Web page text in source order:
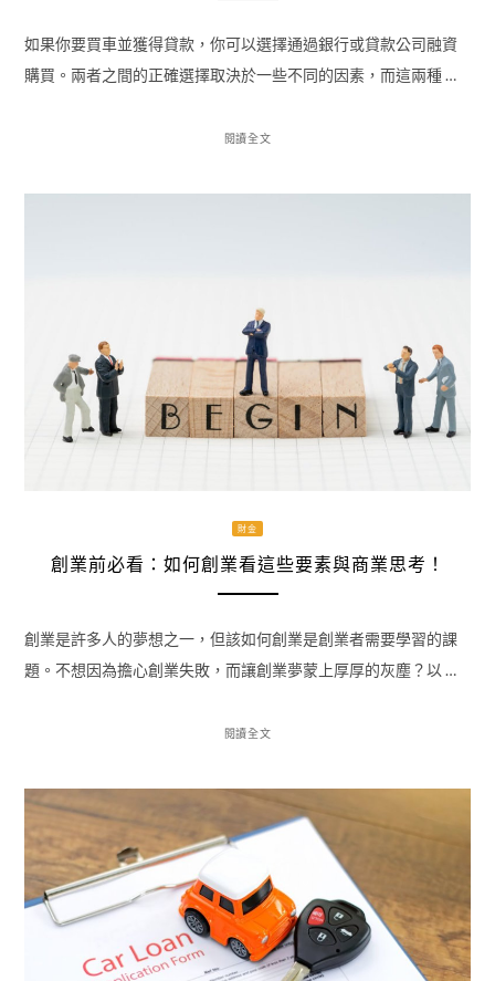
如果你要買車並獲得貸款，你可以選擇通過銀行或貸款公司融資
購買。兩者之間的正確選擇取決於一些不同的因素，而這兩種 …
閱讀全文
財金
創業前必看：如何創業看這些要素與商業思考！
創業是許多人的夢想之一，但該如何創業是創業者需要學習的課
題。不想因為擔心創業失敗，而讓創業夢蒙上厚厚的灰塵？以 …
閱讀全文